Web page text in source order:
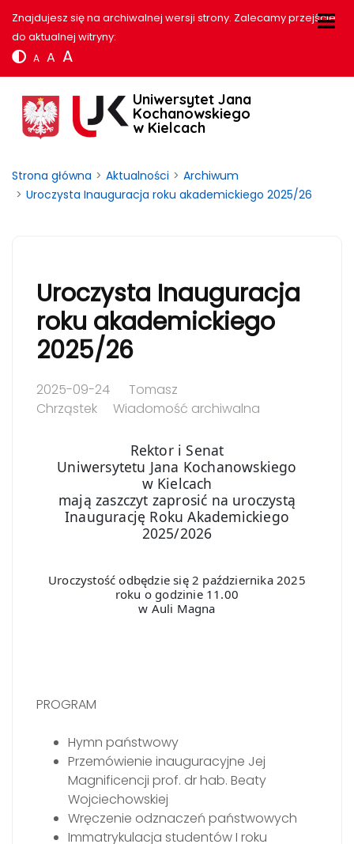
Znajdujesz się na archiwalnej wersji strony. Zalecamy przejście
do aktualnej witryny:
A A A
Uniwersytet Jana
Kochanowskiego
w Kielcach
Strona główna Aktualności
Archiwum
Uroczysta Inauguracja roku akademickiego 2025/26
Uroczysta Inauguracja
roku akademickiego
2025/26
2025-09-24
Tomasz
Chrząstek
Wiadomość archiwalna
Rektor i Senat
Uniwersytetu Jana Kochanowskiego
w Kielcach
mają zaszczyt zaprosić na uroczystą
Inaugurację Roku Akademickiego
2025/2026
Uroczystość odbędzie się 2 października 2025
roku o godzinie 11.00
w Auli Magna
PROGRAM
Hymn państwowy
Przemówienie inauguracyjne Jej
Magnificencji prof. dr hab. Beaty
Wojciechowskiej
Wręczenie odznaczeń państwowych
Immatrykulacja studentów I roku